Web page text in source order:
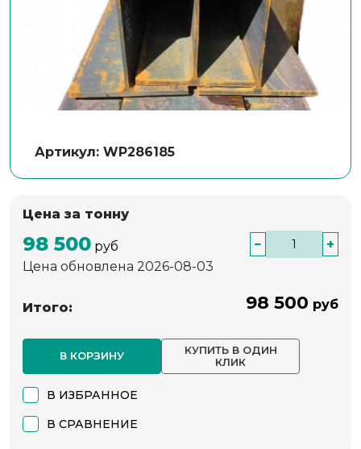
Артикул: WP286185
Цена за тонну
98 500 руб −
+
Цена обновлена 2026-08-03
Итого: 98 500 руб
В КОРЗИНУ
КУПИТЬ В ОДИН
КЛИК
В ИЗБРАННОЕ
В СРАВНЕНИЕ